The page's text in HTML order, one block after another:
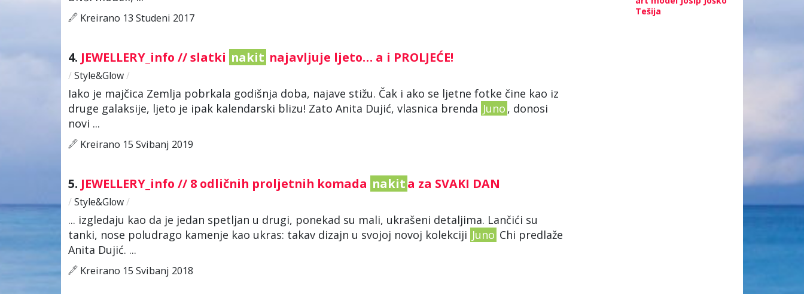
Kreirano 13 Studeni 2017
4. JEWELLERY_info // slatki nakit najavljuje ljeto… a i PROLJEĆE!
/ Style&Glow/
Iako je majčica Zemlja pobrkala godišnja doba, najave stižu. Čak i ako se ljetne fotke čine kao iz
druge galaksije, ljeto je ipak kalendarski blizu! Zato Anita Dujić, vlasnica brenda Juno , donosi
novi ...
Kreirano 15 Svibanj 2019
5. JEWELLERY_info // 8 odličnih proljetnih komada nakita za SVAKI DAN
/ Style&Glow/
... izgledaju kao da je jedan spetljan u drugi, ponekad su mali, ukrašeni detaljima. Lančići su
tanki, nose poludrago kamenje kao ukras: takav dizajn u svojoj novoj kolekciji Juno Chi predlaže
Anita Dujić. ...
Kreirano 15 Svibanj 2018
Tešija